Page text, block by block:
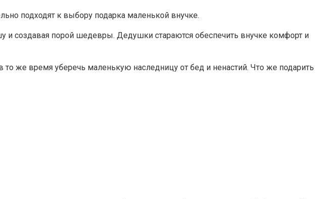
подходят к выбору подарка маленькой внучке.
создавая порой шедевры. Дедушки стараются обеспечить внучке комфорт и
же время уберечь маленькую наследницу от бед и ненастий. Что же подарить